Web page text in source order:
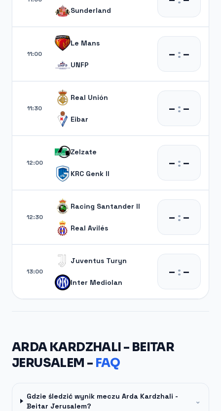
Sunderland
11:00
Le Mans
UNFP
– :–
11:30
Real Unión
Eibar
– :–
12:00
Zelzate
KRC Genk II
– :–
12:30
Racing Santander II
Real Avilés
– :–
13:00
Juventus Turyn
Inter Mediolan
– :–
ARDA KARDZHALI - BEITAR
JERUSALEM - FAQ
Gdzie śledzić wynik meczu Arda Kardzhali -
Beitar Jerusalem?
⌄